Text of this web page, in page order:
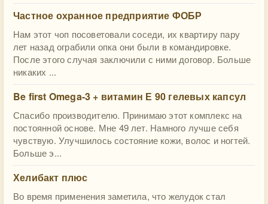
Частное охранное предприятие ФОБР
Нам этот чоп посоветовали соседи, их квартиру пару
лет назад ограбили опка они были в командировке.
После этого случая заключили с ними договор. Больше
никаких ...
Be first Omega-3 + витамин Е 90 гелевых капсул
Спасибо производителю. Принимаю этот комплекс на
постоянной основе. Мне 49 лет. Намного лучше себя
чувствую. Улучшилось состояние кожи, волос и ногтей.
Больше э...
Хелибакт плюс
Во время применения заметила, что желудок стал